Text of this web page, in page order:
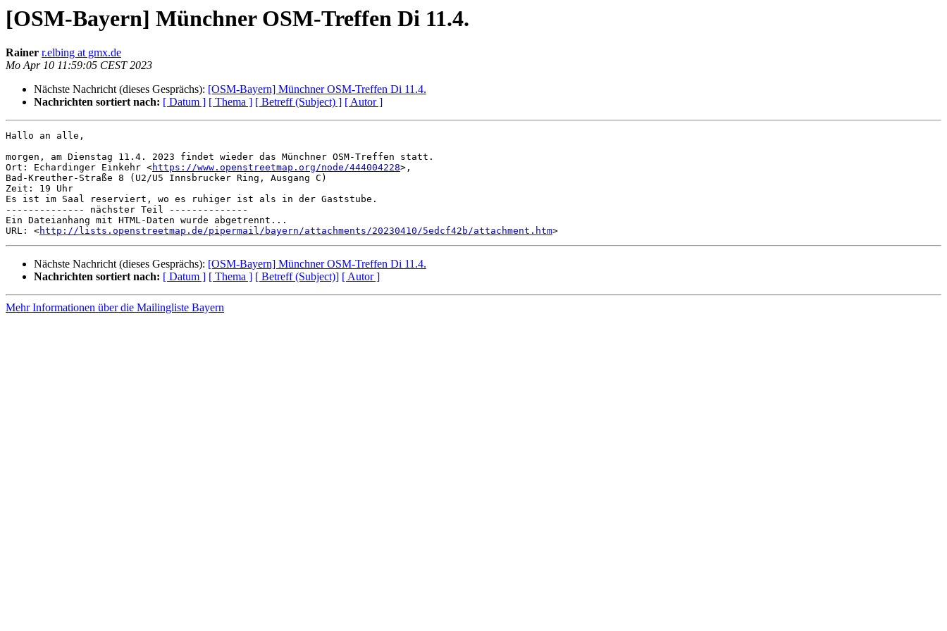
[OSM-Bayern] Münchner OSM-Treffen Di 11.4.
Rainer r.elbing at gmx.de
Mo Apr 10 11:59:05 CEST 2023
Nächste Nachricht (dieses Gesprächs): [OSM-Bayern] Münchner OSM-Treffen Di 11.4.
Nachrichten sortiert nach: [ Datum ] [ Thema ] [ Betreff (Subject) ] [ Autor ]
Hallo an alle,
morgen, am Dienstag 11.4. 2023 findet wieder das Münchner OSM-Treffen statt.
Ort: Echardinger Einkehr <https://www.openstreetmap.org/node/444004228>,
Bad-Kreuther-Straße 8 (U2/U5 Innsbrucker Ring, Ausgang C)
Zeit: 19 Uhr
Es ist im Saal reserviert, wo es ruhiger ist als in der Gaststube.
-------------- nächster Teil --------------
Ein Dateianhang mit HTML-Daten wurde abgetrennt...
URL: <http://lists.openstreetmap.de/pipermail/bayern/attachments/20230410/5edcf42b/attachment.htm
Nächste Nachricht (dieses Gesprächs): [OSM-Bayern] Münchner OSM-Treffen Di 11.4.
Nachrichten sortiert nach: [ Datum ] [ Thema ] [ Betreff (Subject)] [ Autor ]
Mehr Informationen über die Mailingliste Bayern